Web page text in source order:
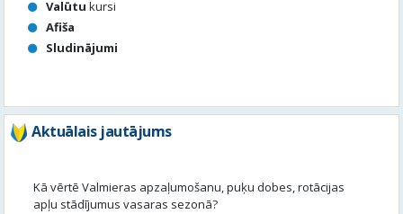
Valūtu kursi
Afiša
Sludinājumi
Aktuālais jautājums
Kā vērtē Valmieras apzaļumošanu, puķu dobes, rotācijas
apļu stādījumus vasaras sezonā?